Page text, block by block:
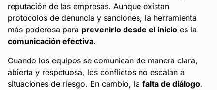
reputación de las empresas. Aunque existan
protocolos de denuncia y sanciones, la herramienta
más poderosa para prevenirlo desde el inicio es la
comunicación efectiva.
Cuando los equipos se comunican de manera clara,
abierta y respetuosa, los conflictos no escalan a
situaciones de riesgo. En cambio, la falta de diálogo,